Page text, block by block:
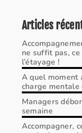
Articles
ne suffit pas,
l’étayage !
A quel moment
charge
Managers
semaine
Accompagner,